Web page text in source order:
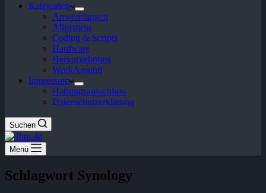
Kategorien
Anwendungen
Allgemein
Coding & Scripts
Hardware
Hervorgehoben
WorkAround
Impressum
Haftungsausschluss
Datenschutzerklärung
Suchen
Menü
Schlagwort Synology